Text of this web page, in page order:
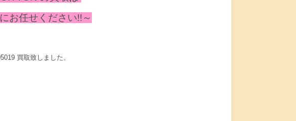
お任せください!!～
買取致しました。